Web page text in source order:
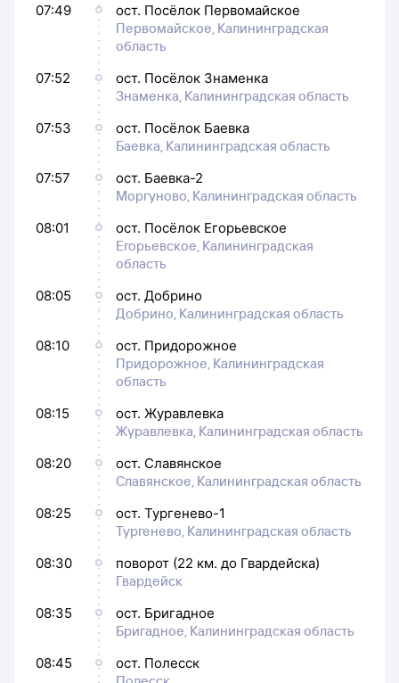
07:49
ост. Посёлок Первомайское
Первомайское, Калининградская
область
07:52
ост. Посёлок Знаменка
Знаменка, Калининградская область
07:53
ост. Посёлок Баевка
Баевка, Калининградская область
07:57
ост. Баевка-2
Моргуново, Калининградская область
08:01
ост. Посёлок Егорьевское
Егорьевское, Калининградская
область
08:05
ост. Добрино
Добрино, Калининградская область
08:10
ост. Придорожное
Придорожное, Калининградская
область
08:15
ост. Журавлевка
Журавлевка, Калининградская область
08:20
ост. Славянское
Славянское, Калининградская область
08:25
ост. Тургенево-1
Тургенево, Калининградская область
08:30
поворот (22 км. до Гвардейска)
Гвардейск
08:35
ост. Бригадное
Бригадное, Калининградская область
08:45
ост. Полесск